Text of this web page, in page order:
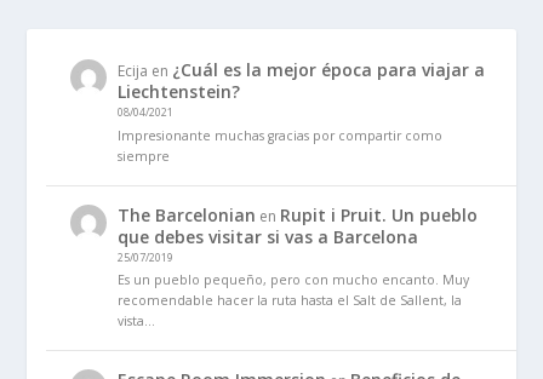
Ecija en ¿Cuál es la mejor época para viajar a
Liechtenstein?
08/04/2021
Impresionante muchas gracias por compartir como
siempre
The Barcelonian en Rupit i Pruit. Un pueblo
que debes visitar si vas a Barcelona
25/07/2019
Es un pueblo pequeño, pero con mucho encanto. Muy
recomendable hacer la ruta hasta el Salt de Sallent, la
vista…